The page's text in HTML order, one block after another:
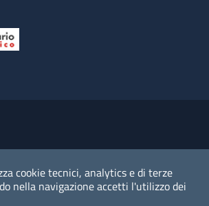
cookie tecnici, analytics e di terze
nella navigazione accetti l'utilizzo dei
del dato personale